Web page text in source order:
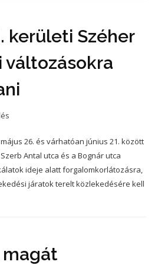
kerületi Széher
változásokra
26. és várhatóan június 21. között
Antal utca és a Bognár utca
ideje alatt forgalomkorlátozásra,
járatok terelt közlekedésére kell